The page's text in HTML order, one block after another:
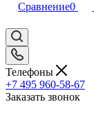
Сравнение0
Телефоны
+7 495 960-58-67
Заказать звонок